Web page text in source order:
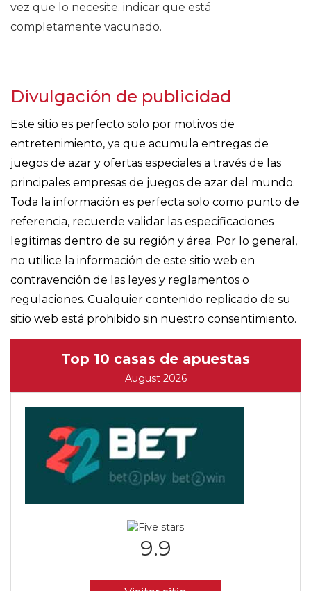
vez que lo necesite. indicar que está
completamente vacunado.
Divulgación de publicidad
Este sitio es perfecto solo por motivos de
entretenimiento, ya que acumula entregas de
juegos de azar y ofertas especiales a través de las
principales empresas de juegos de azar del mundo.
Toda la información es perfecta solo como punto de
referencia, recuerde validar las especificaciones
legítimas dentro de su región y área. Por lo general,
no utilice la información de este sitio web en
contravención de las leyes y reglamentos o
regulaciones. Cualquier contenido replicado de su
sitio web está prohibido sin nuestro consentimiento.
Top 10 casas de apuestas
August 2026
9.9